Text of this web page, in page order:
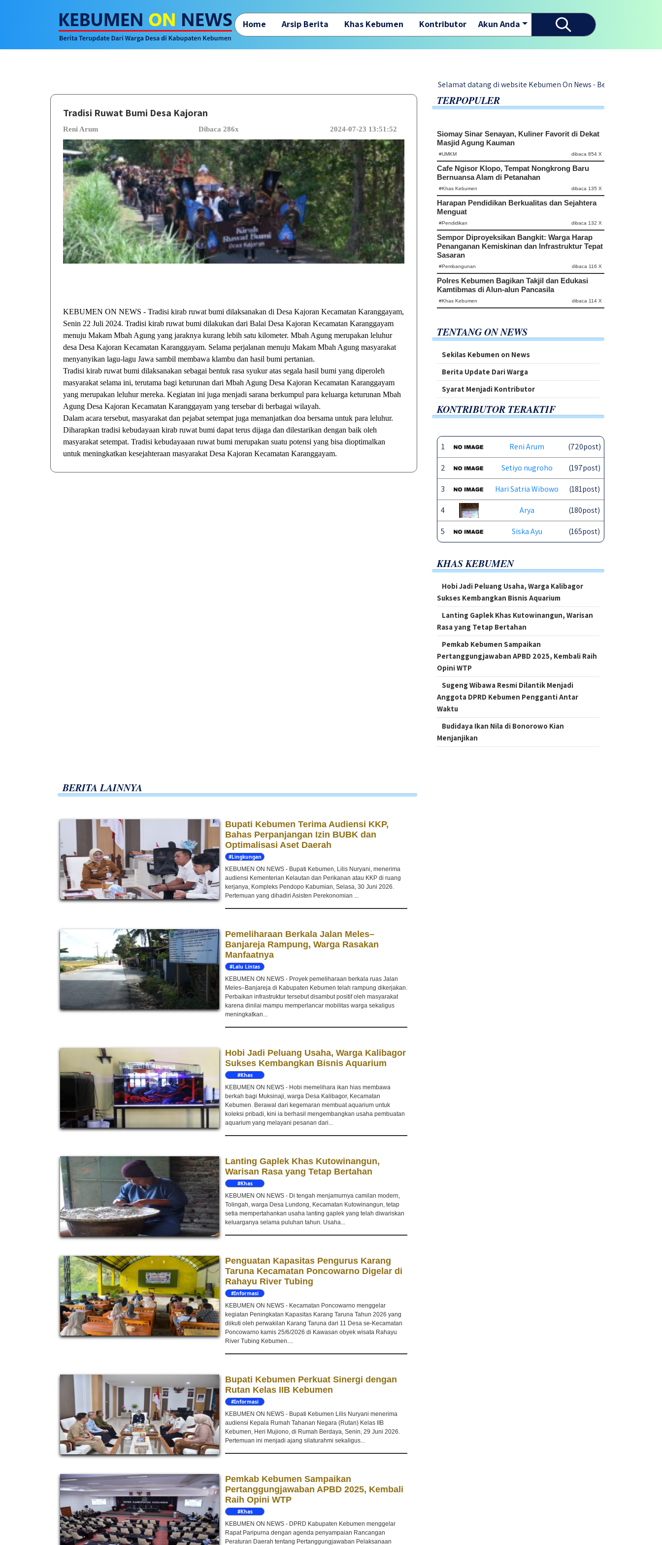
Home Arsip Berita Khas Kebumen Kontributor Akun Anda
Selamat datang di website Kebumen On News - Berita Terupdate Dari Warga
Tradisi Ruwat Bumi Desa Kajoran
Reni Arum Dibaca 286x 2024-07-23 13:51:52
KEBUMEN ON NEWS - Tradisi kirab ruwat bumi dilaksanakan di Desa Kajoran Kecamatan Karanggayam,
Senin 22 Juli 2024. Tradisi kirab ruwat bumi dilakukan dari Balai Desa Kajoran Kecamatan Karanggayam
menuju Makam Mbah Agung yang jaraknya kurang lebih satu kilometer. Mbah Agung merupakan leluhur
desa Desa Kajoran Kecamatan Karanggayam. Selama perjalanan menuju Makam Mbah Agung masyarakat
menyanyikan lagu-lagu Jawa sambil membawa klambu dan hasil bumi pertanian.
Tradisi kirab ruwat bumi dilaksanakan sebagai bentuk rasa syukur atas segala hasil bumi yang diperoleh
masyarakat selama ini, terutama bagi keturunan dari Mbah Agung Desa Kajoran Kecamatan Karanggayam
yang merupakan leluhur mereka. Kegiatan ini juga menjadi sarana berkumpul para keluarga keturunan Mbah
Agung Desa Kajoran Kecamatan Karanggayam yang tersebar di berbagai wilayah.
Dalam acara tersebut, masyarakat dan pejabat setempat juga memanjatkan doa bersama untuk para leluhur.
Diharapkan tradisi kebudayaan kirab ruwat bumi dapat terus dijaga dan dilestarikan dengan baik oleh
masyarakat setempat. Tradisi kebudayaaan ruwat bumi merupakan suatu potensi yang bisa dioptimalkan
untuk meningkatkan kesejahteraan masyarakat Desa Kajoran Kecamatan Karanggayam.
TERPOPULER
Siomay Sinar Senayan, Kuliner Favorit di Dekat
Masjid Agung Kauman
#UMKM dibaca 854 X
Cafe Ngisor Klopo, Tempat Nongkrong Baru
Bernuansa Alam di Petanahan
#Khas Kebumen dibaca 135 X
Harapan Pendidikan Berkualitas dan Sejahtera
Menguat
#Pendidikan dibaca 132 X
Sempor Diproyeksikan Bangkit: Warga Harap
Penanganan Kemiskinan dan Infrastruktur Tepat
Sasaran
#Pembangunan dibaca 116 X
Polres Kebumen Bagikan Takjil dan Edukasi
Kamtibmas di Alun-alun Pancasila
#Khas Kebumen dibaca 114 X
TENTANG ON NEWS
Sekilas Kebumen on News
Berita Update Dari Warga
Syarat Menjadi Kontributor
KONTRIBUTOR TERAKTIF
1 Reni Arum (720post)
2 Setiyo nugroho (197post)
3 Hari Satria Wibowo (181post)
4 Arya (180post)
5 Siska Ayu (165post)
KHAS KEBUMEN
Hobi Jadi Peluang Usaha, Warga Kalibagor
Sukses Kembangkan Bisnis Aquarium
Lanting Gaplek Khas Kutowinangun, Warisan
Rasa yang Tetap Bertahan
Pemkab Kebumen Sampaikan
Pertanggungjawaban APBD 2025, Kembali Raih
Opini WTP
Sugeng Wibawa Resmi Dilantik Menjadi
Anggota DPRD Kebumen Pengganti Antar
Waktu
Budidaya Ikan Nila di Bonorowo Kian
Menjanjikan
BERITA LAINNYA
Bupati Kebumen Terima Audiensi KKP,
Bahas Perpanjangan Izin BUBK dan
Optimalisasi Aset Daerah
#Lingkungan
KEBUMEN ON NEWS - Bupati Kebumen, Lilis Nuryani, menerima
audiensi Kementerian Kelautan dan Perikanan atau KKP di ruang
kerjanya, Kompleks Pendopo Kabumian, Selasa, 30 Juni 2026.
Pertemuan yang dihadiri Asisten Perekonomian ...
Pemeliharaan Berkala Jalan Meles–
Banjareja Rampung, Warga Rasakan
Manfaatnya
#Lalu Lintas
KEBUMEN ON NEWS - Proyek pemeliharaan berkala ruas Jalan
Meles–Banjareja di Kabupaten Kebumen telah rampung dikerjakan.
Perbaikan infrastruktur tersebut disambut positif oleh masyarakat
karena dinilai mampu memperlancar mobilitas warga sekaligus
meningkatkan...
Hobi Jadi Peluang Usaha, Warga Kalibagor
Sukses Kembangkan Bisnis Aquarium
#Khas
KEBUMEN ON NEWS - Hobi memelihara ikan hias membawa
berkah bagi Muksinaji, warga Desa Kalibagor, Kecamatan
Kebumen. Berawal dari kegemaran membuat aquarium untuk
koleksi pribadi, kini ia berhasil mengembangkan usaha pembuatan
aquarium yang melayani pesanan dari...
Lanting Gaplek Khas Kutowinangun,
Warisan Rasa yang Tetap Bertahan
#Khas
KEBUMEN ON NEWS - Di tengah menjamurnya camilan modern,
Tolingah, warga Desa Lundong, Kecamatan Kutowinangun, tetap
setia mempertahankan usaha lanting gaplek yang telah diwariskan
keluarganya selama puluhan tahun. Usaha...
Penguatan Kapasitas Pengurus Karang
Taruna Kecamatan Poncowarno Digelar di
Rahayu River Tubing
#Informasi
KEBUMEN ON NEWS - Kecamatan Poncowarno menggelar
kegiatan Peningkatan Kapasitas Karang Taruna Tahun 2026 yang
diikuti oleh perwakilan Karang Taruna dari 11 Desa se-Kecamatan
Poncowarno kamis 25/6/2026 di Kawasan obyek wisata Rahayu
River Tubing Kebumen....
Bupati Kebumen Perkuat Sinergi dengan
Rutan Kelas IIB Kebumen
#Informasi
KEBUMEN ON NEWS - Bupati Kebumen Lilis Nuryani menerima
audiensi Kepala Rumah Tahanan Negara (Rutan) Kelas IIB
Kebumen, Heri Mujiono, di Rumah Berdaya, Senin, 29 Juni 2026.
Pertemuan ini menjadi ajang silaturahmi sekaligus...
Pemkab Kebumen Sampaikan
Pertanggungjawaban APBD 2025, Kembali
Raih Opini WTP
#Khas
KEBUMEN ON NEWS - DPRD Kabupaten Kebumen menggelar
Rapat Paripurna dengan agenda penyampaian Rancangan
Peraturan Daerah tentang Pertanggungjawaban Pelaksanaan